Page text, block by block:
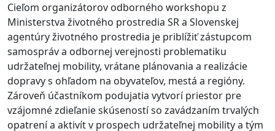
Cieľom organizátorov odborného workshopu z
Ministerstva životného prostredia SR a Slovenskej
agentúry životného prostredia je priblížiť zástupcom
samospráv a odbornej verejnosti problematiku
udržateľnej mobility, vrátane plánovania a realizácie
dopravy s ohľadom na obyvateľov, mestá a regióny.
Zároveň účastníkom podujatia vytvorí priestor pre
vzájomné zdieľanie skúseností so zavádzaním trvalých
opatrení a aktivít v prospech udržateľnej mobility a tým